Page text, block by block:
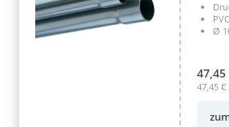
Ø
47,45
47,45